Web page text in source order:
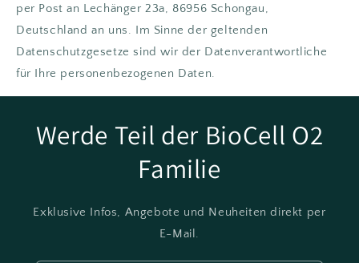
per Post an Lechänger 23a, 86956 Schongau,
Deutschland an uns. Im Sinne der geltenden
Datenschutzgesetze sind wir der Datenverantwortliche
für Ihre personenbezogenen Daten.
Werde Teil der BioCell O2
Familie
Exklusive Infos, Angebote und Neuheiten direkt per
E-Mail.